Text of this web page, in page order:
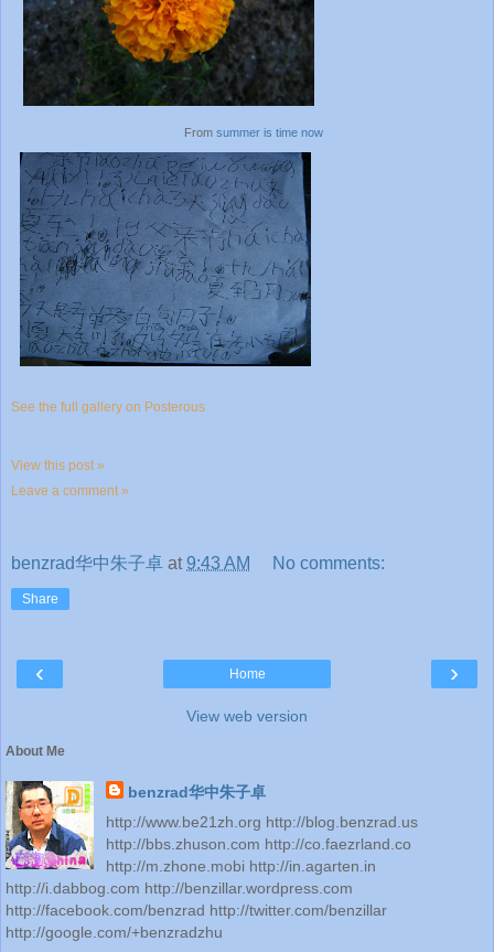
From summer is time now
See the full gallery on Posterous
View this post »
Leave a comment »
benzrad华中朱子卓 at 9:43 AM No comments:
Share
‹ ›
Home
View web version
About Me
benzrad华中朱子卓
http://www.be21zh.org http://blog.benzrad.us
http://bbs.zhuson.com http://co.faezrland.co
http://m.zhone.mobi http://in.agarten.in
http://i.dabbog.com http://benzillar.wordpress.com
http://facebook.com/benzrad http://twitter.com/benzillar
http://google.com/+benzradzhu